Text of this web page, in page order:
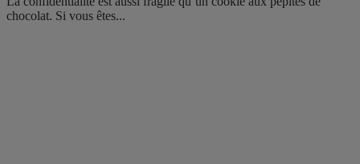
chocolat. Si vous êtes...